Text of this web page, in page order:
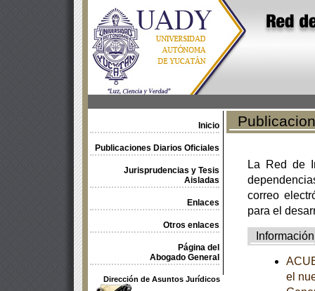
Inicio
Publicaciones Diarios Oficiales
Jurisprudencias y Tesis
Aisladas
Enlaces
Otros enlaces
Página del
Abogado General
Dirección de Asuntos Jurídicos
La Red de
correo
para el
Información
el